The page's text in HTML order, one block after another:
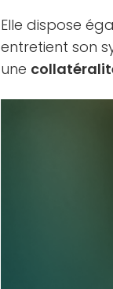
Elle dispose
entretient son
une